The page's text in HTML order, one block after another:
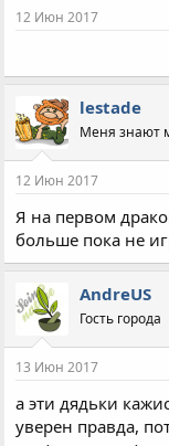
12 Июн 2017
lestade
Меня знают
12 Июн 2017
Я на первом
больше пока не
AndreUS
Гость города
13 Июн 2017
а эти дядьки
уверен правда,